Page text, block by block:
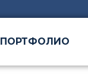
ПОРТФОЛИО